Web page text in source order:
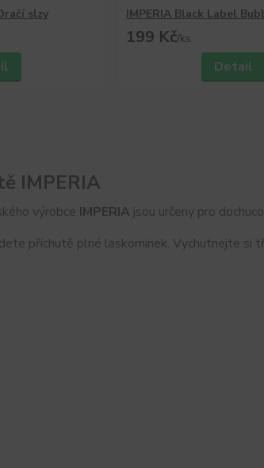
slzy IMPERIA Black Label
199 Kč/ks
Detail
IMPERIA
výrobce IMPERIA jsou určeny pro
příchutě plné laskominek. Vychutnejte si